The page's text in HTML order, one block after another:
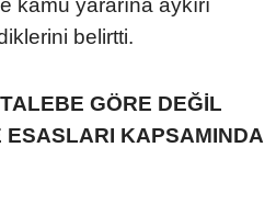
belirtti.
GÖRE DEĞİL
KAPSAMINDA